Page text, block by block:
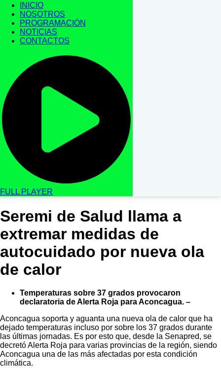
INICIO
NOSOTROS
PROGRAMACIÓN
NOTICIAS
CONTACTOS
FULL PLAYER
Seremi de Salud llama a
extremar medidas de
autocuidado por nueva ola
de calor
Temperaturas sobre 37 grados provocaron
declaratoria de Alerta Roja para Aconcagua. –
Aconcagua soporta y aguanta una nueva ola de calor que ha
dejado temperaturas incluso por sobre los 37 grados durante
las últimas jornadas. Es por esto que, desde la Senapred, se
decretó Alerta Roja para varias provincias de la región, siendo
Aconcagua una de las más afectadas por esta condición
climática.